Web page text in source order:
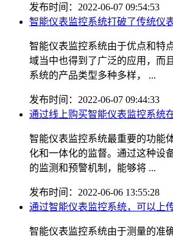
发布时间：2022-06-07 09:54:53
智能仪表监控系统打破了传统仪
智能仪表监控系统由于优点和特
域当中也得到了广泛的应用，而
系统的产品类型多种多样， ...
发布时间：2022-06-07 09:44:33
通过线上购买智能仪表监控系统
智能仪表监控系统最重要的功能
化和一体化的监督。通过这种设
的监测和预警机制，能够将 ...
发布时间：2022-06-06 13:55:28
通过智能仪表监控系统，可以上
智能仪表监控系统由于测量的准